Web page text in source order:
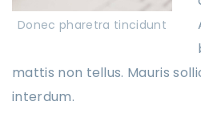
Donec pharetra tincidunt
mattis non tellus. Mauris
interdum.